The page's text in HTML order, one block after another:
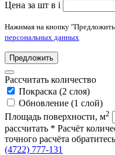
Цена за шт в i
Нажимая на кнопку
персональных данных
Предложить
Рассчитать количество
Покраска (2 слоя)
Обновление (1 слой)
Площадь поверхности, м2
рассчитать * Расчёт
точного расчёта
(4722) 777-131